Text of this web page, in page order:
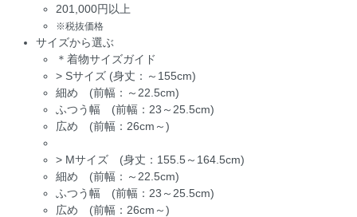
201,000円以上
※税抜価格
サイズから選ぶ
＊着物サイズガイド
> Sサイズ (身丈：～155cm)
細め (前幅：～22.5cm)
ふつう幅 (前幅：23～25.5cm)
広め (前幅：26cm～)
> Mサイズ (身丈：155.5～164.5cm)
細め (前幅：～22.5cm)
ふつう幅 (前幅：23～25.5cm)
広め (前幅：26cm～)